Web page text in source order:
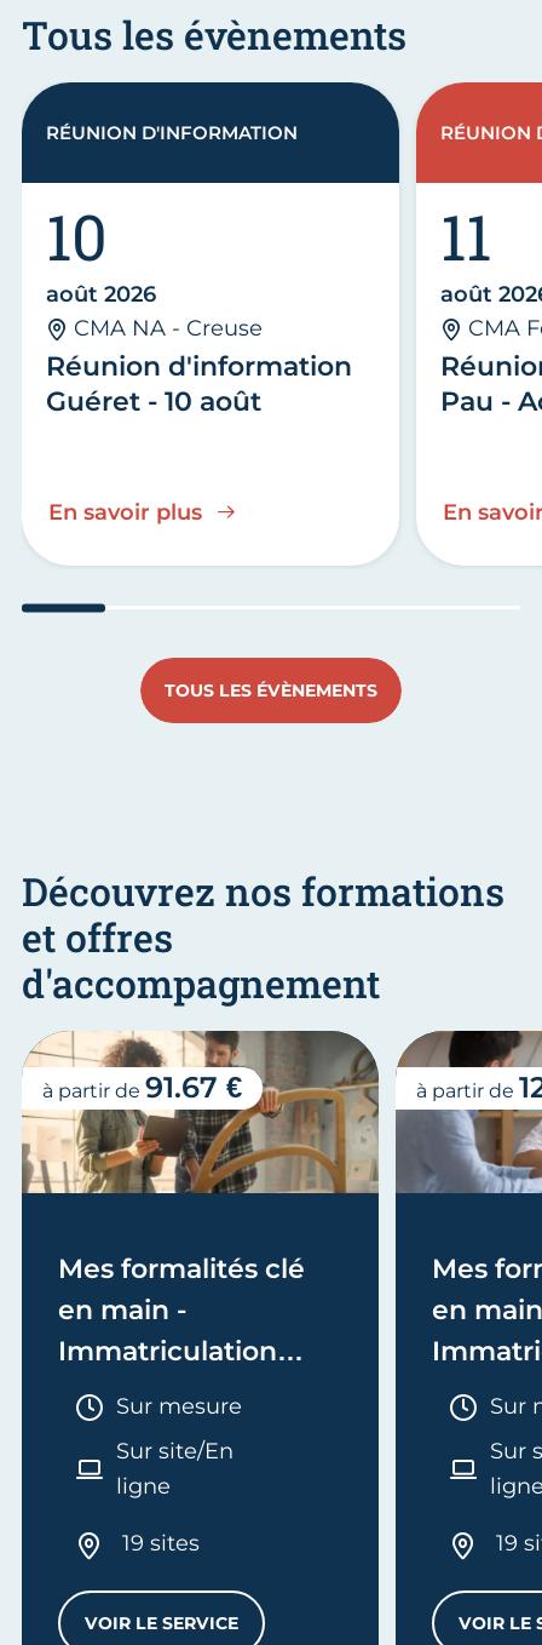
Tous les évènements
Réunion d'information
Guéret - 10 août
10
août 2026
CMA NA - Creuse
En savoir plus
RÉUNION D'INFORMATION
Pau -
11
août
CMA
En
RÉUNION
TOUS LES ÉVÈNEMENTS
Découvrez nos formations
et offres
d'accompagnement
Mes formalités clé
en main -
Immatriculation
(EI/Micro-entreprise
ou réel)
Durée :
Sur mesure
Sur site/En
ligne
19 sites
VOIR LE SERVICEMES FORMALITÉS CLÉ EN MAIN -
à partir de 91.67 €
Mes
en
Sur
Sur
19
VOIR LE
à partir de